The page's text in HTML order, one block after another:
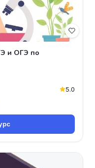
и ОГЭ по
5.0